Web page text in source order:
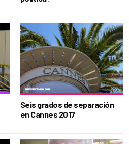
Seis grados de separación
en Cannes 2017